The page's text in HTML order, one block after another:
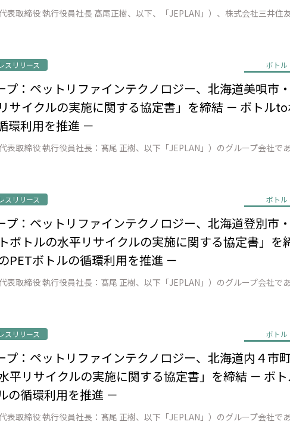
スリリース ボトル
プ：ペットリファインテクノロジー、北海道美唄市
サイクルの実施に関する協定書」を締結 － ボトル
環利用を推進 －
スリリース ボトル
プ：ペットリファインテクノロジー、北海道登別市
ボトルの水平リサイクルの実施に関する協定書」
PETボトルの循環利用を推進 －
スリリース ボトル
プ：ペットリファインテクノロジー、北海道内４市
平リサイクルの実施に関する協定書」を締結 － ボ
の循環利用を推進 －